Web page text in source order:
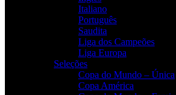
Italiano
Português
Saudita
Liga dos Campeões
Liga Europa
Seleções
Copa do Mundo – Única
Copa América